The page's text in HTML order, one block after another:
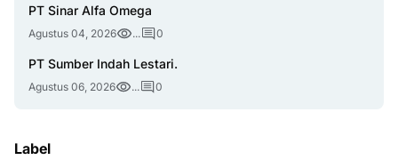
PT Sinar Alfa Omega
Agustus 04, 2026 ... 0
PT Sumber Indah Lestari.
Agustus 06, 2026 ... 0
Label